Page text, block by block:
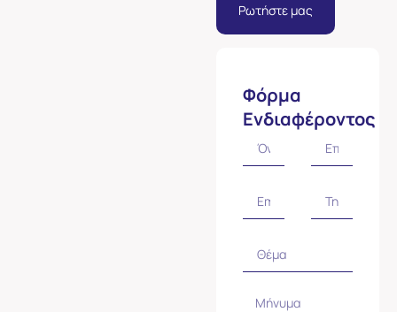
Ρωτήστε μας
Φόρμα
Ενδιαφέροντος